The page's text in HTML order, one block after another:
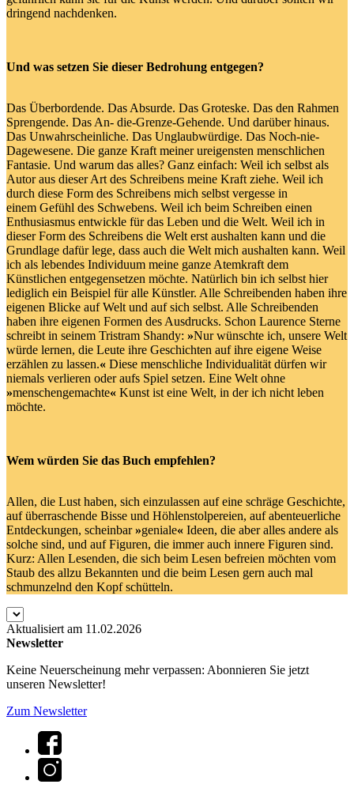
dringend nachdenken.
Und was setzen Sie dieser Bedrohung entgegen?
Das Überbordende. Das Absurde. Das Groteske. Das den Rahmen
Sprengende. Das An- die-Grenze-Gehende. Und darüber hinaus.
Das Unwahrscheinliche. Das Unglaubwürdige. Das Noch-nie-
Dagewesene. Die ganze Kraft meiner ureigensten menschlichen
Fantasie. Und warum das alles? Ganz einfach: Weil ich selbst als
Autor aus dieser Art des Schreibens meine Kraft ziehe. Weil ich
durch diese Form des Schreibens mich selbst vergesse in
einem Gefühl des Schwebens. Weil ich beim Schreiben einen
Enthusiasmus entwickle für das Leben und die Welt. Weil ich in
dieser Form des Schreibens die Welt erst aushalten kann und die
Grundlage dafür lege, dass auch die Welt mich aushalten kann. Weil
ich als lebendes Individuum meine ganze Atemkraft dem
Künstlichen entgegensetzen möchte. Natürlich bin ich selbst hier
lediglich ein Beispiel für alle Künstler. Alle Schreibenden haben ihre
eigenen Blicke auf Welt und auf sich selbst. Alle Schreibenden
haben ihre eigenen Formen des Ausdrucks. Schon Laurence Sterne
schreibt in seinem Tristram Shandy: »Nur wünschte ich, unsere Welt
würde lernen, die Leute ihre Geschichten auf ihre eigene Weise
erzählen zu lassen.« Diese menschliche Individualität dürfen wir
niemals verlieren oder aufs Spiel setzen. Eine Welt ohne
»menschengemachte« Kunst ist eine Welt, in der ich nicht leben
möchte.
Wem würden Sie das Buch empfehlen?
Allen, die Lust haben, sich einzulassen auf eine schräge Geschichte,
auf überraschende Bisse und Höhlenstolpereien, auf abenteuerliche
Entdeckungen, scheinbar»geniale« Ideen, die aber alles andere als
solche sind, und auf Figuren, die immer auch innere Figuren sind.
Kurz: Allen Lesenden, die sich beim Lesen befreien möchten vom
Staub des allzu Bekannten und die beim Lesen gern auch mal
schmunzelnd den Kopf schütteln.
Aktualisiert am 11.02.2026
Newsletter
Keine Neuerscheinung mehr verpassen: Abonnieren Sie jetzt
unseren Newsletter!
Zum Newsletter